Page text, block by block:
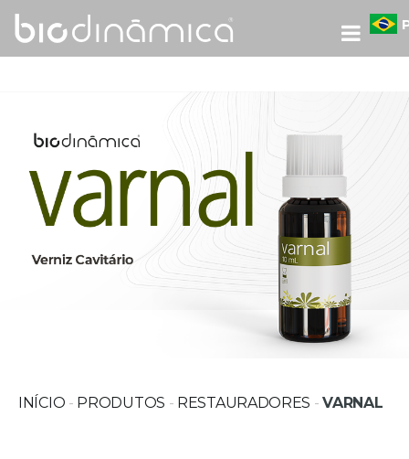
INÍCIO - PRODUTOS - RESTAURADORES -VARNAL